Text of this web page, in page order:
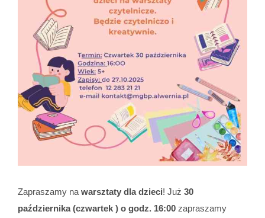
Zapraszamy na warsztaty dla dzieci! Już 30
października (czwartek ) o godz. 16:00 zapraszamy